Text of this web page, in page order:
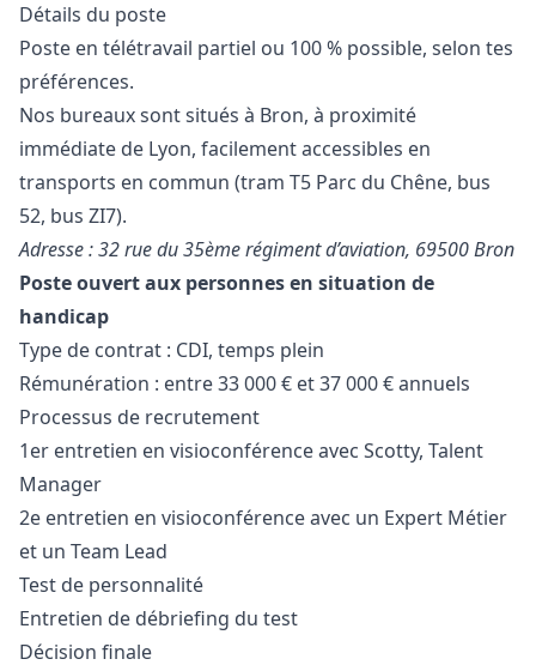
Détails du poste
Poste en télétravail partiel ou 100 % possible, selon tes
préférences.
Nos bureaux sont situés à Bron, à proximité
immédiate de Lyon, facilement accessibles en
transports en commun (tram T5 Parc du Chêne, bus
52, bus ZI7).
Adresse : 32 rue du 35ème régiment d’aviation, 69500 Bron
Poste ouvert aux personnes en situation de
handicap
Type de contrat : CDI, temps plein
Rémunération : entre 33 000 € et 37 000 € annuels
Processus de recrutement
1er entretien en visioconférence avec Scotty, Talent
Manager
2e entretien en visioconférence avec un Expert Métier
et un Team Lead
Test de personnalité
Entretien de débriefing du test
Décision finale